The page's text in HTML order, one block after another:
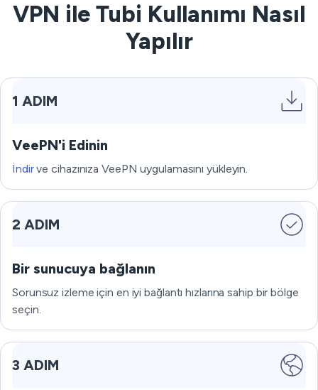
VPN ile Tubi Kullanımı Nasıl
Yapılır
1 ADIM
VeePN'i Edinin
İndirve cihazınıza VeePN uygulamasını yükleyin.
2 ADIM
Bir sunucuya bağlanın
Sorunsuz izleme için en iyi bağlantı hızlarına sahip bir bölge
seçin.
3 ADIM